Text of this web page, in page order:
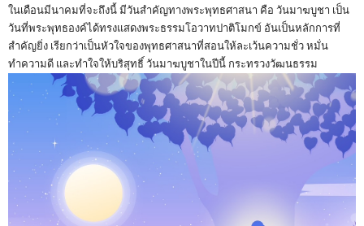
ในเดือนมีนาคมที่จะถึงนี้ มีวันสำคัญทางพระพุทธศาสนา คือ วันมาฆบูชา เป็น
วันที่พระพุทธองค์ได้ทรงแสดงพระธรรมโอวาทปาติโมกข์ อันเป็นหลักการที่
สำคัญยิ่ง เรียกว่าเป็นหัวใจของพุทธศาสนาที่สอนให้ละเว้นความชั่ว หมั่น
ทำความดี และทำใจให้บริสุทธิ์ วันมาฆบูชาในปีนี้ กระทรวงวัฒนธรรม